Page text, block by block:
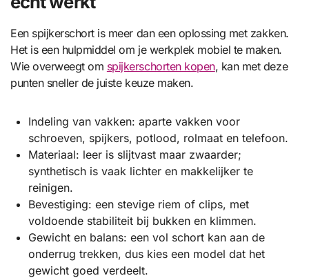
Een spijkerschort is meer dan een oplossing met zakken.
Het is een hulpmiddel om je werkplek mobiel te maken.
Wie overweegt om spijkerschorten kopen, kan met deze
punten sneller de juiste keuze maken.
Indeling van vakken: aparte vakken voor
schroeven, spijkers, potlood, rolmaat en telefoon.
Materiaal: leer is slijtvast maar zwaarder;
synthetisch is vaak lichter en makkelijker te
reinigen.
Bevestiging: een stevige riem of clips, met
voldoende stabiliteit bij bukken en klimmen.
Gewicht en balans: een vol schort kan aan de
onderrug trekken, dus kies een model dat het
gewicht goed verdeelt.